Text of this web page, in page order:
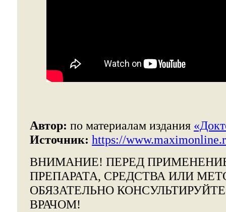
Автор: по материалам издания
Источник: https://
ВНИМАНИЕ! ПЕРЕД
ПРЕПАРАТА, СРЕДСТВА ИЛИ
ОБЯЗАТЕЛЬНО
ВРАЧОМ!